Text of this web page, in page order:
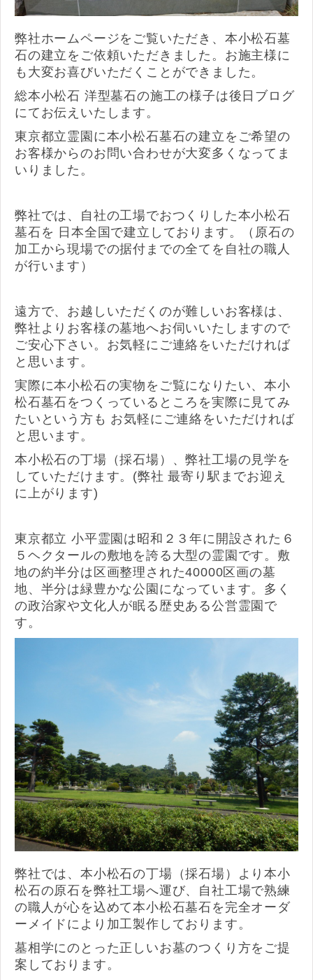
弊社ホームページをご覧いただき、本小松石墓
石の建立をご依頼いただきました。お施主様に
も大変お喜びいただくことができました。
総本小松石 洋型墓石の施工の様子は後日ブログ
にてお伝えいたします。
東京都立霊園に本小松石墓石の建立をご希望の
お客様からのお問い合わせが大変多くなってま
いりました。
弊社では、自社の工場でおつくりした本小松石
墓石を 日本全国で建立しております。（原石の
加工から現場での据付までの全てを自社の職人
が行います）
遠方で、お越しいただくのが難しいお客様は、
弊社よりお客様の墓地へお伺いいたしますので
ご安心下さい。お気軽にご連絡をいただければ
と思います。
実際に本小松石の実物をご覧になりたい、本小
松石墓石をつくっているところを実際に見てみ
たいという方も お気軽にご連絡をいただければ
と思います。
本小松石の丁場（採石場）、弊社工場の見学を
していただけます。(弊社 最寄り駅までお迎え
に上がります)
東京都立 小平霊園は昭和２３年に開設された６
５ヘクタールの敷地を誇る大型の霊園です。敷
地の約半分は区画整理された40000区画の墓
地、半分は緑豊かな公園になっています。多く
の政治家や文化人が眠る歴史ある公営霊園で
す。
弊社では、本小松石の丁場（採石場）より本小
松石の原石を弊社工場へ運び、自社工場で熟練
の職人が心を込めて本小松石墓石を完全オーダ
ーメイドにより加工製作しております。
墓相学にのとった正しいお墓のつくり方をご提
案しております。